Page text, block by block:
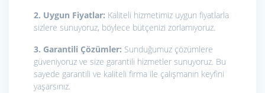
2. Uygun Fiyatlar: Kaliteli hizmetimiz uygun fiyatlarla
sizlere sunuyoruz, böylece bütçenizi zorlamıyoruz.
3. Garantili Çözümler: Sunduğumuz çözümlere
güveniyoruz ve size garantili hizmetler sunuyoruz. Bu
sayede garantili ve kaliteli firma ile çalışmanın keyfini
yaşarsınız.